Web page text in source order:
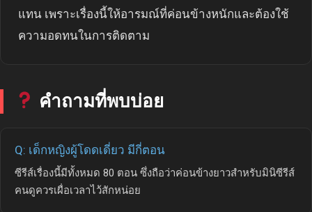
แทน เพราะเรื่องนี้ให้อารมณ์ที่ค่อนข้างหนักและต้องใช้
ความอดทนในการติดตาม
คำถามที่พบบ่อย
Q: เด็กหญิงผู้โดดเดี่ยว มีกี่ตอน
ซีรีส์เรื่องนี้มีทั้งหมด 80 ตอน ซึ่งถือว่าค่อนข้างยาวสำหรับมินิซีรีส์
คนดูควรเผื่อเวลาไว้สักหน่อย